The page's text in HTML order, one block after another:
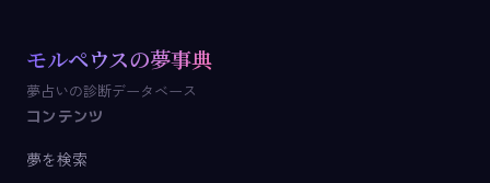
モルペウスの夢事典
夢占いの診断データベース
コンテンツ
夢を検索